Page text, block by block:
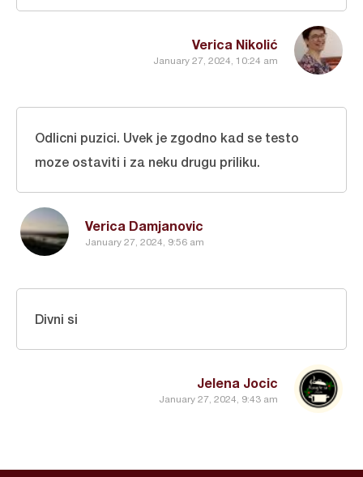
Verica Nikolić
January 27, 2024, 10:24 am
Verica Damjanovic
January 27, 2024, 9:56 am
Odlicni puzici. Uvek je zgodno kad se testo
moze ostaviti i za neku drugu priliku.
Jelena Jocic
January 27, 2024, 9:43 am
Divni si